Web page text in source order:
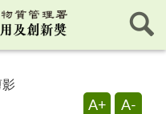
A+ A-